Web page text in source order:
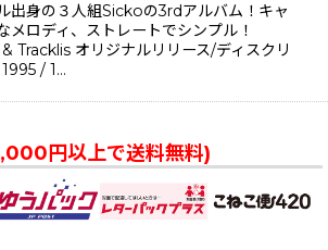
出身の３人組Sickoの3rdアルバム！キャ
メロディ、ストレートでシンプル！
Tracklis オリジナルリリース/ディスクリ
1995 / 1…
円以上で送料無料)